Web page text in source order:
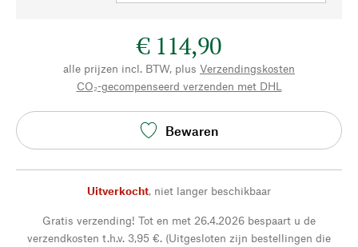
€ 114,90
alle prijzen incl. BTW, plus Verzendingskosten
CO₂-gecompenseerd verzenden met DHL
Bewaren
Uitverkocht, niet langer beschikbaar
Gratis verzending! Tot en met 26.4.2026 bespaart u de
verzendkosten t.h.v. 3,95 €. (Uitgesloten zijn bestellingen die